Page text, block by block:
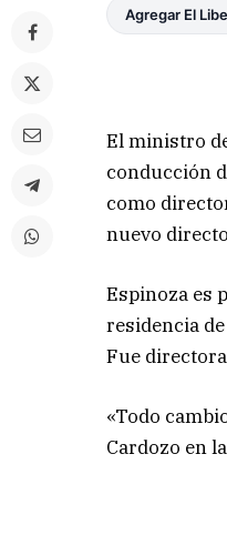
Agregar El
El ministro
conducción
como
nuevo
Espinoza es
residencia
Fue
«Todo
Cardozo en